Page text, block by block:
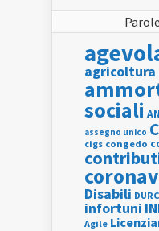
agricoltura
sociali
assegno unico
cigs congedo
Disabili DURC
infortuni
Agile